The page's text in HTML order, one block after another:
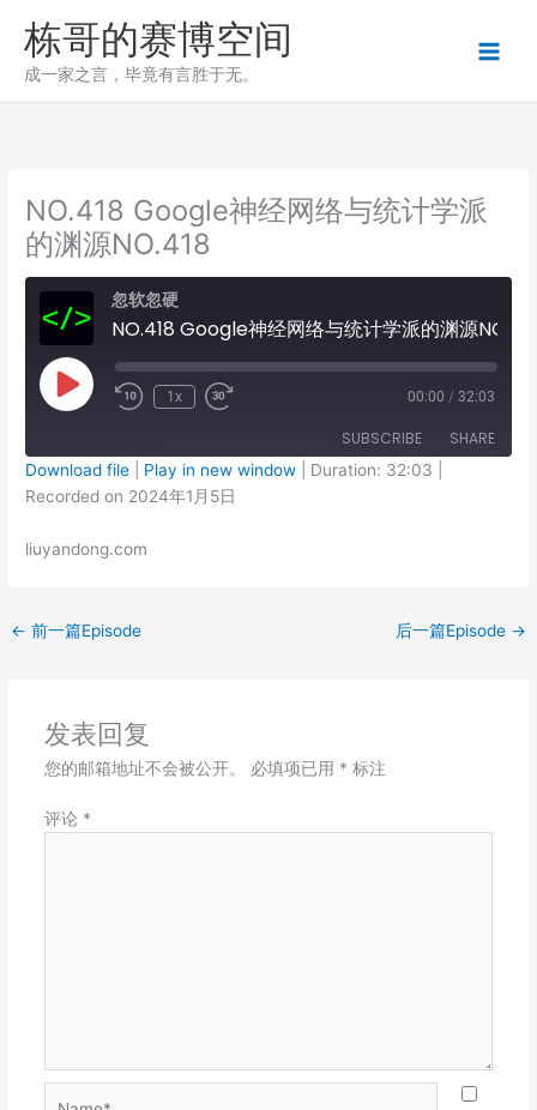
栋哥的赛博空间
成一家之言，毕竟有言胜于无。
NO.418 Google神经网络与统计学派
的渊源NO.418
忽软忽硬
Play
Episode
1x 00:00 / 32:03
SUBSCRIBE SHARE
SHARE
LINK
Download file Play in new window Duration: 32:03
Recorded on 2024年1月5日
liuyandong.com
← 前一篇Episode 后一篇Episode →
发表回复
您的邮箱地址不会被公开。 必填项已用 * 标注
评论 *